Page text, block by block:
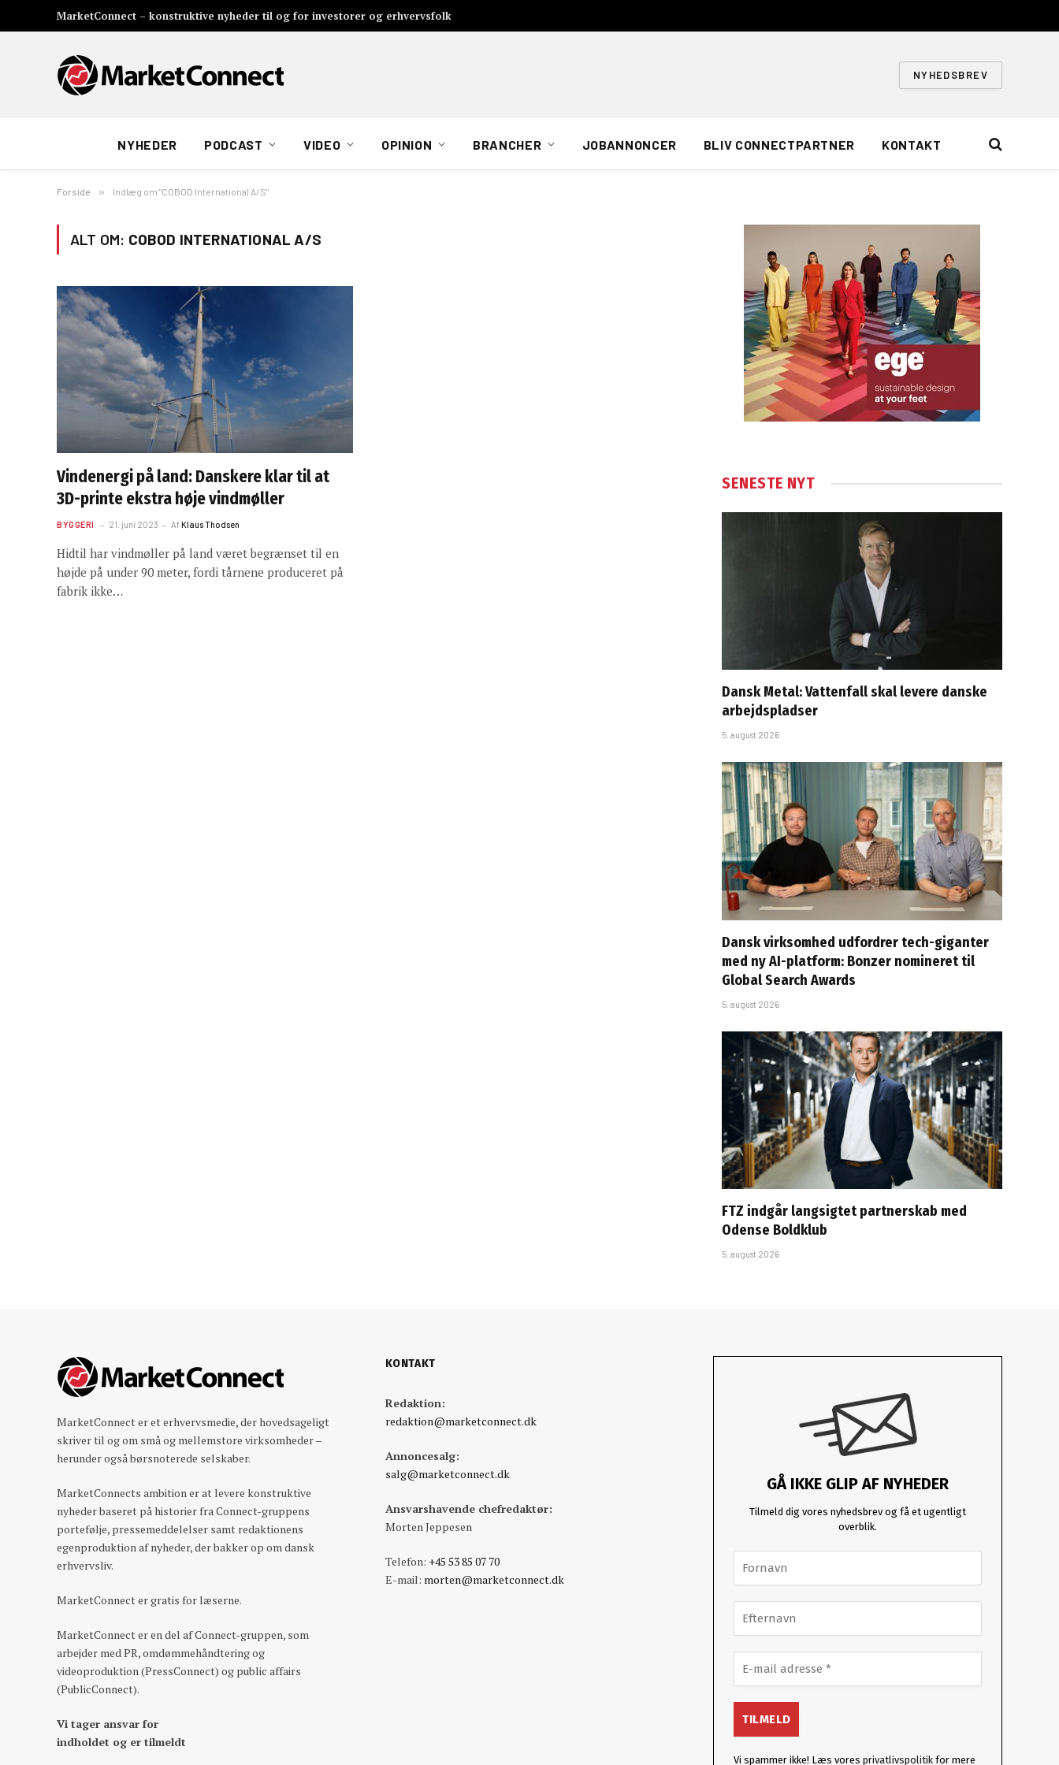
MarketConnect – konstruktive nyheder til og for investorer og erhvervsfolk
NYHEDSBREV
NYHEDER PODCAST VIDEO OPINION BRANCHER JOBANNONCER BLIV CONNECTPARTNER KONTAKT
Forside » Indlæg om "COBOD International A/S"
ALT OM: COBOD INTERNATIONAL A/S
Vindenergi på land: Danskere klar til at
3D-printe ekstra høje vindmøller
BYGGERI 21. juni 2023 AfKlaus Thodsen
Hidtil har vindmøller på land været begrænset til en
højde på under 90 meter, fordi tårnene produceret på
fabrik ikke…
SENESTE NYT
Dansk Metal: Vattenfall skal levere danske
arbejdspladser
5. august 2026
Dansk virksomhed udfordrer tech-giganter
med ny AI-platform: Bonzer nomineret til
Global Search Awards
5. august 2026
FTZ indgår langsigtet partnerskab med
Odense Boldklub
5. august 2026
MarketConnect er et erhvervsmedie, der hovedsageligt
skriver til og om små og mellemstore virksomheder –
herunder også børsnoterede selskaber.
MarketConnects ambition er at levere konstruktive
nyheder baseret på historier fra Connect-gruppens
portefølje, pressemeddelelser samt redaktionens
egenproduktion af nyheder, der bakker op om dansk
erhvervsliv.
MarketConnect er gratis for læserne.
MarketConnect er en del af Connect-gruppen, som
arbejder med PR, omdømmehåndtering og
videoproduktion (PressConnect) og public affairs
(PublicConnect).
Vi tager ansvar for
indholdet og er tilmeldt
KONTAKT
Redaktion:
redaktion@marketconnect.dk
Annoncesalg:
salg@marketconnect.dk
Ansvarshavende chefredaktør:
Morten Jeppesen
Telefon: +45 53 85 07 70
E-mail: morten@marketconnect.dk
GÅ IKKE GLIP AF NYHEDER
Tilmeld dig vores nyhedsbrev og få et ugentligt
overblik.
Vi spammer ikke! Læs voresprivatlivspolitik for mere